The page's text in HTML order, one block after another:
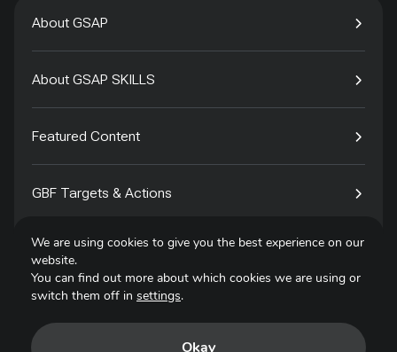
About GSAP
About GSAP SKILLS
Featured Content
GBF Targets & Actions
Tech4Species
We are using cookies to give you the best experience on our
website.
You can find out more about which cookies we are using or
switch them off in settings.
Okay